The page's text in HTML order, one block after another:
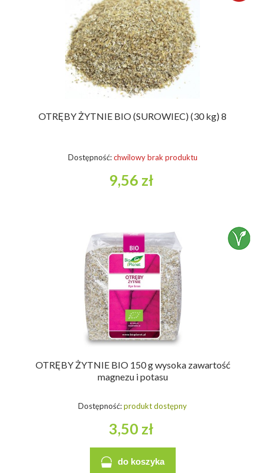
OTRĘBY ŻYTNIE BIO (SUROWIEC) (30 kg) 8
Dostępność: chwilowy brak produktu
9,56 zł
OTRĘBY ŻYTNIE BIO 150 g wysoka zawartość
magnezu i potasu
Dostępność:produkt dostępny
3,50 zł
do koszyka